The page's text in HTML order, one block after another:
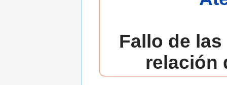
Fallo de
relación